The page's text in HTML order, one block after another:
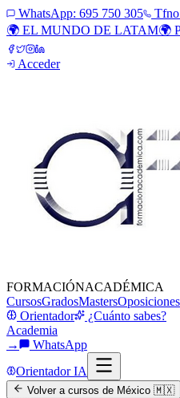
WhatsApp: 695 750 305
🌍 EL MUNDO DE LATAM🌍
Acceder
FORMACIÓNACADÉMICA
CursosGradosMastersOposiciones
Orientador
¿Cuánto sabes?
Academia
→
WhatsApp
Orientador IA
Volver a cursos de México 🇲🇽